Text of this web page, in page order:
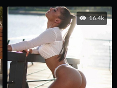
16.4k